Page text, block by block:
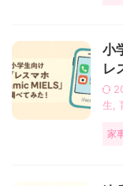
小
レ
生
家